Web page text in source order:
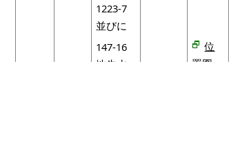
1223-7
並びに
147-16
地先水
位
置図